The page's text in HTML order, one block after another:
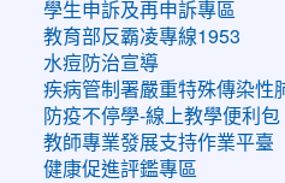
學生申訴及再申訴專區
教育部反霸凌專線1953
水痘防治宣導
疾病管制署嚴重特殊傳染性
防疫不停學-線上教學便利包
教師專業發展支持作業平臺
健康促進評鑑專區